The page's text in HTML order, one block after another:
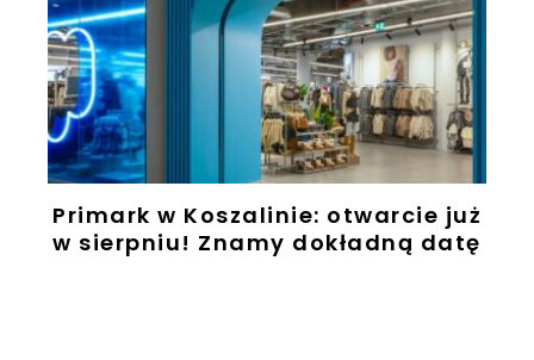
Primark w Koszalinie: otwarcie już
w sierpniu! Znamy dokładną datę